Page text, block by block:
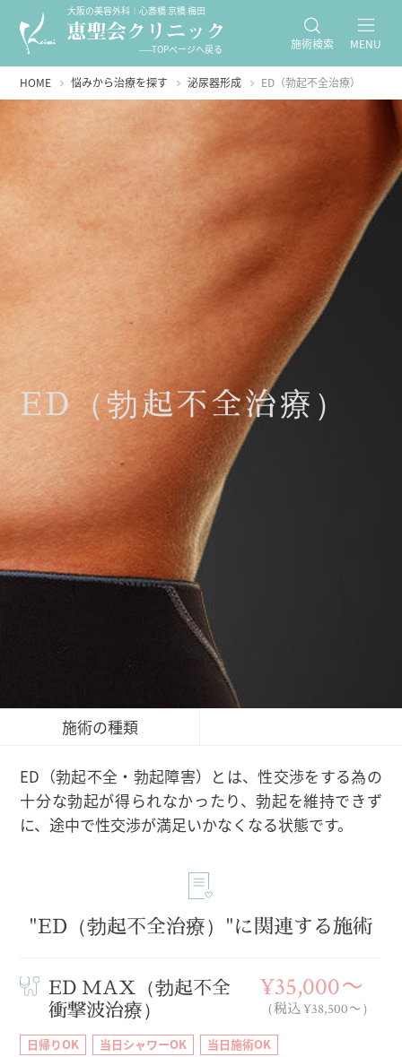
大阪の美容外科｜心斎橋 京橋 梅田
-----TOPページへ戻る 施術検索 MENU
HOME 悩みから治療を探す 泌尿器形成 ED（勃起不全治療）
ED（勃起不全治療）
施術の種類
ED（勃起不全・勃起障害）とは、性交渉をする為の
十分な勃起が得られなかったり、勃起を維持できず
に、途中で性交渉が満足いかなくなる状態です。
"ED（勃起不全治療）"に関連する施術
ED MAX（勃起不全
衝撃波治療）
¥35,000〜
（税込 ¥38,500〜）
日帰りOK 当日シャワーOK 当日施術OK